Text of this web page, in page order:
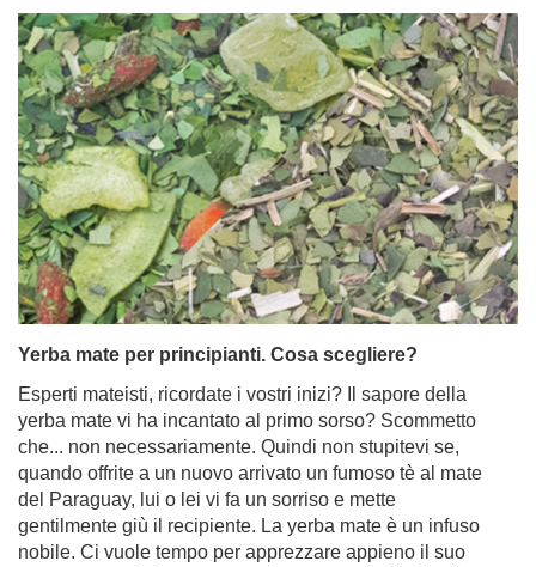
Yerba mate per principianti. Cosa scegliere?
Esperti mateisti, ricordate i vostri inizi? Il sapore della
yerba mate vi ha incantato al primo sorso? Scommetto
che... non necessariamente. Quindi non stupitevi se,
quando offrite a un nuovo arrivato un fumoso tè al mate
del Paraguay, lui o lei vi fa un sorriso e mette
gentilmente giù il recipiente. La yerba mate è un infuso
nobile. Ci vuole tempo per apprezzare appieno il suo